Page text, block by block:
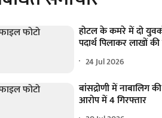
होटल के कमरे में दो
पदार्थ पिलाकर लाखों
24 Jul 2026
बांसद्रोणी में नाबालिग
आरोप में 4 गिरफ्तार